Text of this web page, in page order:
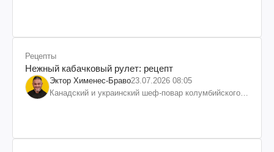
Рецепты
Нежный кабачковый рулет: рецепт
Эктор Хименес-Браво23.07.2026 08:05
Канадский и украинский шеф-повар колумбийского